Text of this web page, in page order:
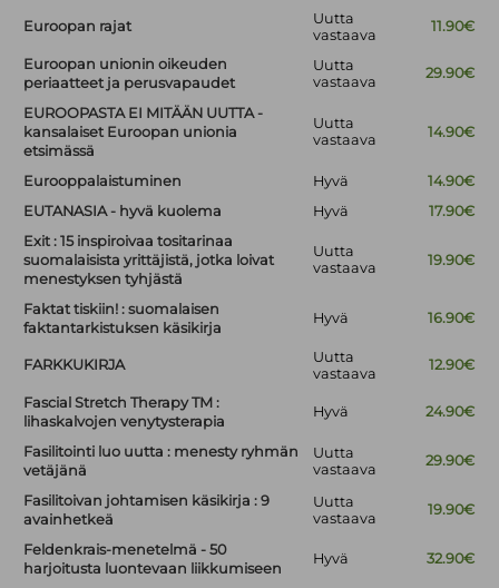
Euroopan rajat
Uutta
vastaava
11.90€
Euroopan unionin oikeuden
periaatteet ja perusvapaudet
Uutta
vastaava
29.90€
EUROOPASTA EI MITÄÄN UUTTA -
kansalaiset Euroopan unionia
etsimässä
Uutta
vastaava
14.90€
Eurooppalaistuminen Hyvä
14.90€
EUTANASIA - hyvä kuolema
Hyvä
17.90€
Exit : 15 inspiroivaa tositarinaa
suomalaisista yrittäjistä, jotka loivat
menestyksen tyhjästä
Uutta
vastaava
19.90€
Faktat tiskiin! : suomalaisen
faktantarkistuksen käsikirja
Hyvä 16.90€
FARKKUKIRJA
Uutta
vastaava
12.90€
Fascial Stretch Therapy TM :
lihaskalvojen venytysterapia
Hyvä 24.90€
Fasilitointi luo uutta : menesty ryhmän
vetäjänä
Uutta
vastaava
29.90€
Fasilitoivan johtamisen käsikirja : 9
avainhetkeä
Uutta
vastaava
19.90€
Feldenkrais-menetelmä - 50
harjoitusta luontevaan liikkumiseen
Hyvä 32.90€